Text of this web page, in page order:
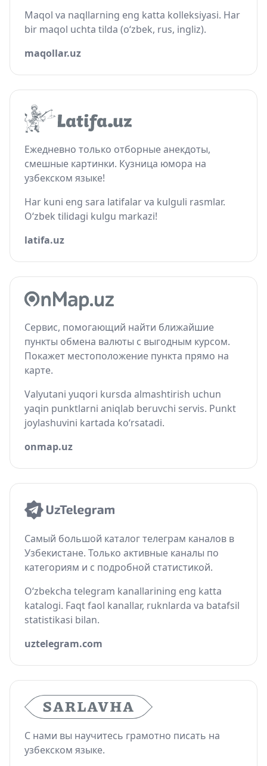
Maqol va naqllarning eng katta kolleksiyasi. Har
bir maqol uchta tilda (o‘zbek, rus, ingliz).
maqollar.uz
Ежедневно только отборные анекдоты,
смешные картинки. Кузница юмора на
узбекском языке!
Har kuni eng sara latifalar va kulguli rasmlar.
O‘zbek tilidagi kulgu markazi!
latifa.uz
Сервис, помогающий найти ближайшие
пункты обмена валюты с выгодным курсом.
Покажет местоположение пункта прямо на
карте.
Valyutani yuqori kursda almashtirish uchun
yaqin punktlarni aniqlab beruvchi servis. Punkt
joylashuvini kartada ko‘rsatadi.
onmap.uz
Самый большой каталог телеграм каналов в
Узбекистане. Только активные каналы по
категориям и с подробной статистикой.
O‘zbekcha telegram kanallarining eng katta
katalogi. Faqt faol kanallar, ruknlarda va batafsil
statistikasi bilan.
uztelegram.com
С нами вы научитесь грамотно писать на
узбекском языке.